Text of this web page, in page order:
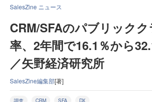
SalesZine ニュース
CRM/SFAのパブリック
率、2年間で16.1％から
／矢野経済研究所
SalesZine編集部[著]
調査 CRM SFA DX